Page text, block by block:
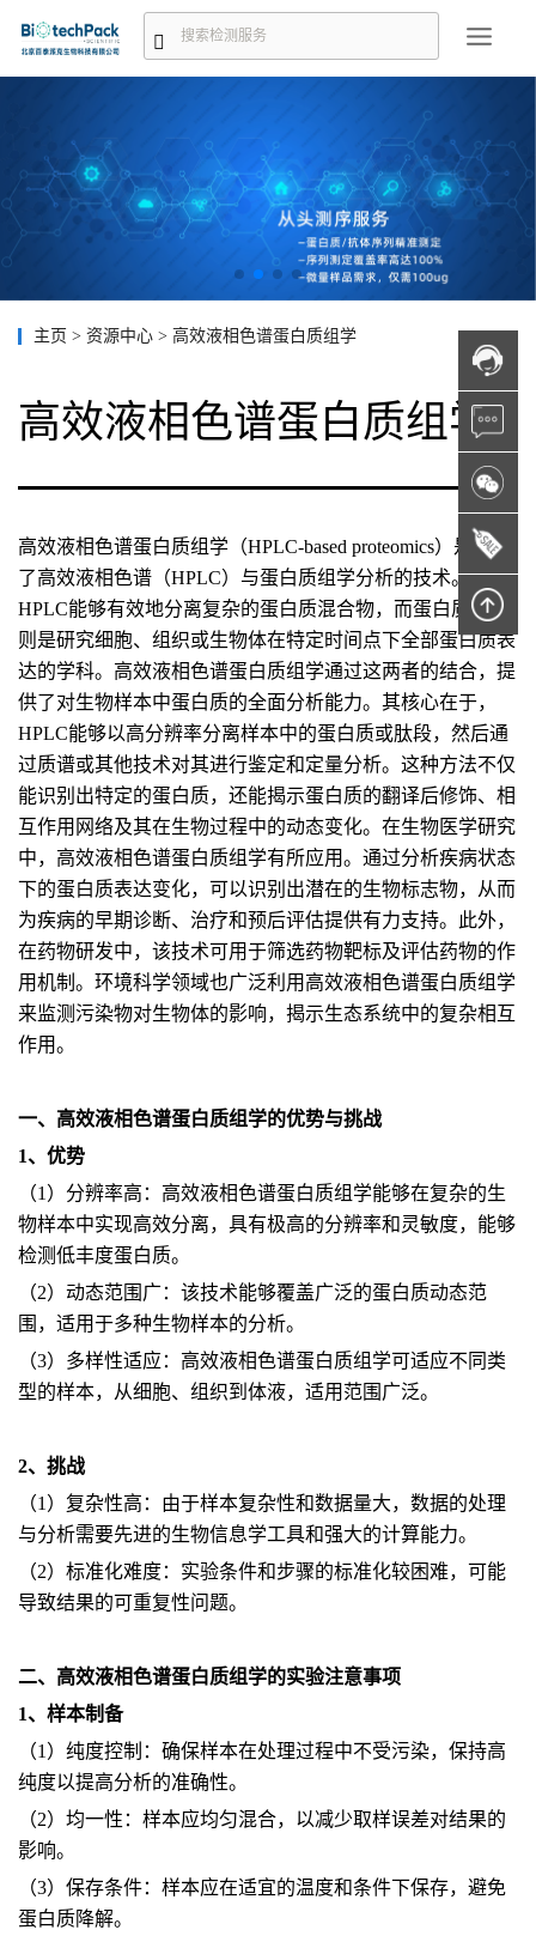
主页 > 资源中心 > 高效液相色谱蛋白质组学
高效液相色谱蛋白质组学
高效液相色谱蛋白质组学（HPLC-based proteomics）是结合
了高效液相色谱（HPLC）与蛋白质组学分析的技术。
HPLC能够有效地分离复杂的蛋白质混合物，而蛋白质组学
则是研究细胞、组织或生物体在特定时间点下全部蛋白质表
达的学科。高效液相色谱蛋白质组学通过这两者的结合，提
供了对生物样本中蛋白质的全面分析能力。其核心在于，
HPLC能够以高分辨率分离样本中的蛋白质或肽段，然后通
过质谱或其他技术对其进行鉴定和定量分析。这种方法不仅
能识别出特定的蛋白质，还能揭示蛋白质的翻译后修饰、相
互作用网络及其在生物过程中的动态变化。在生物医学研究
中，高效液相色谱蛋白质组学有所应用。通过分析疾病状态
下的蛋白质表达变化，可以识别出潜在的生物标志物，从而
为疾病的早期诊断、治疗和预后评估提供有力支持。此外，
在药物研发中，该技术可用于筛选药物靶标及评估药物的作
用机制。环境科学领域也广泛利用高效液相色谱蛋白质组学
来监测污染物对生物体的影响，揭示生态系统中的复杂相互
作用。
一、高效液相色谱蛋白质组学的优势与挑战
1、优势
（1）分辨率高：高效液相色谱蛋白质组学能够在复杂的生
物样本中实现高效分离，具有极高的分辨率和灵敏度，能够
检测低丰度蛋白质。
（2）动态范围广：该技术能够覆盖广泛的蛋白质动态范
围，适用于多种生物样本的分析。
（3）多样性适应：高效液相色谱蛋白质组学可适应不同类
型的样本，从细胞、组织到体液，适用范围广泛。
2、挑战
（1）复杂性高：由于样本复杂性和数据量大，数据的处理
与分析需要先进的生物信息学工具和强大的计算能力。
（2）标准化难度：实验条件和步骤的标准化较困难，可能
导致结果的可重复性问题。
二、高效液相色谱蛋白质组学的实验注意事项
1、样本制备
（1）纯度控制：确保样本在处理过程中不受污染，保持高
纯度以提高分析的准确性。
（2）均一性：样本应均匀混合，以减少取样误差对结果的
影响。
（3）保存条件：样本应在适宜的温度和条件下保存，避免
蛋白质降解。